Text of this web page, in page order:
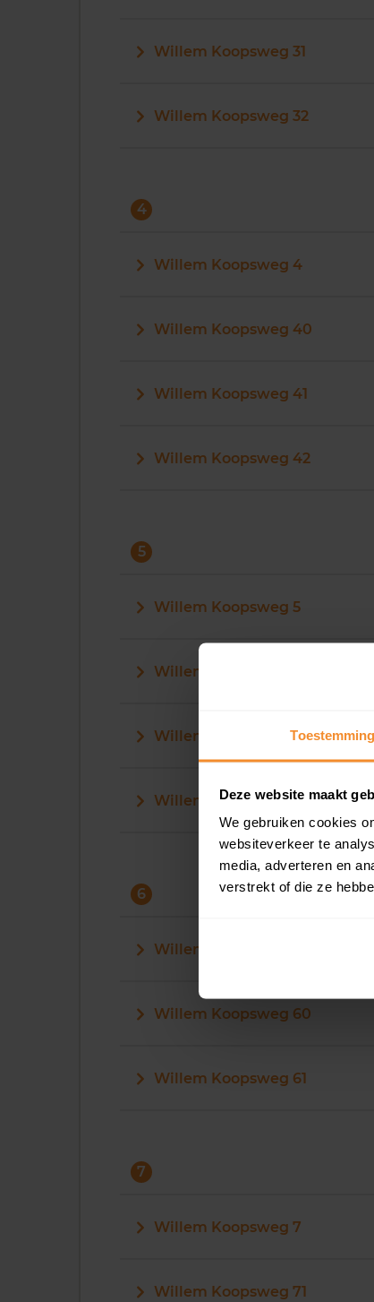
Toestemming
Deze website maakt
We gebruiken cookies
websiteverkeer te
media, adverteren en
verstrekt of die ze
Willem Koopsweg 31
Willem Koopsweg 32
4
Willem Koopsweg 4
Willem Koopsweg 40
Willem Koopsweg 41
Willem Koopsweg 42
5
Willem Koopsweg 5
Willem Koopsweg 50
Willem Koopsweg 51
Willem Koopsweg 52
6
Willem Koopsweg 6
Willem Koopsweg 60
Willem Koopsweg 61
7
Willem Koopsweg 7
Willem Koopsweg 71